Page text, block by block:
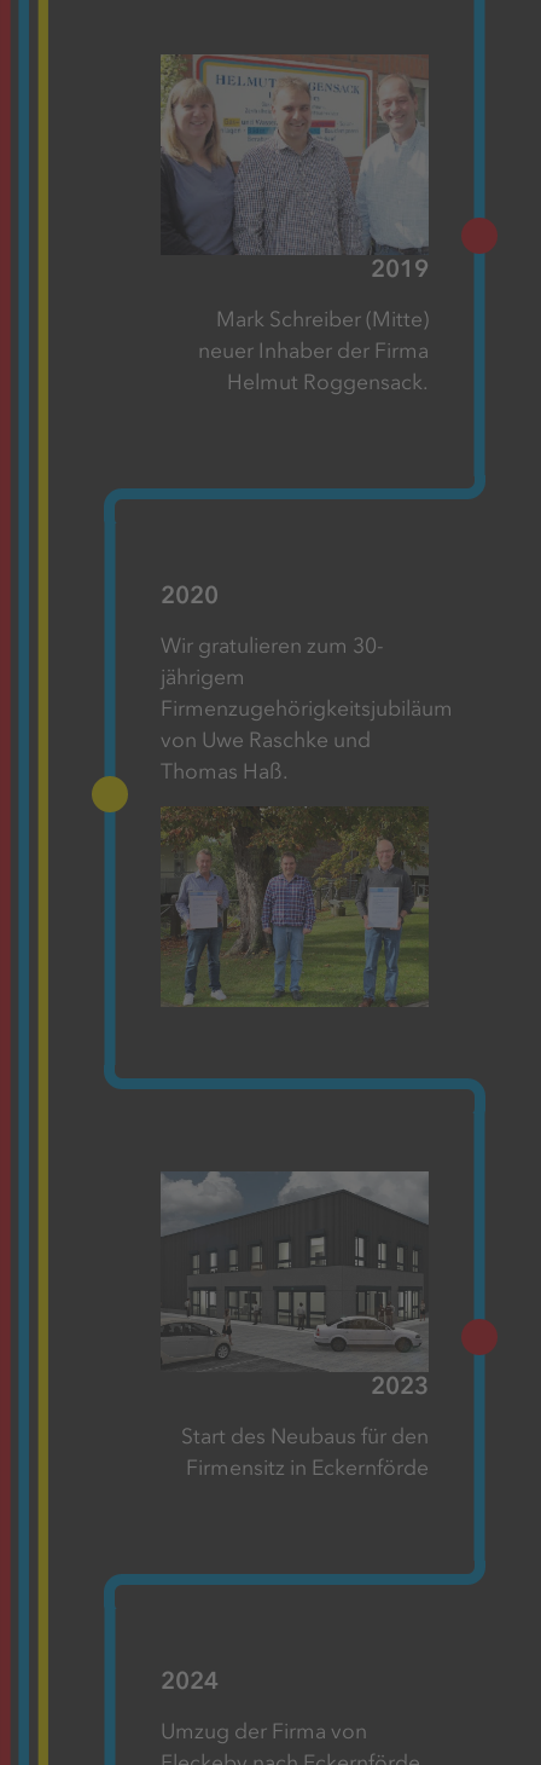
2019
Mark Schreiber (Mitte)
neuer Inhaber der Firma
Helmut Roggensack.
2020
Wir gratulieren zum 30-
jährigem
Firmenzugehörigkeitsjubiläum
von Uwe Raschke und
Thomas Haß.
2023
Start des Neubaus für den
Firmensitz in Eckernförde
2024
Umzug der Firma von